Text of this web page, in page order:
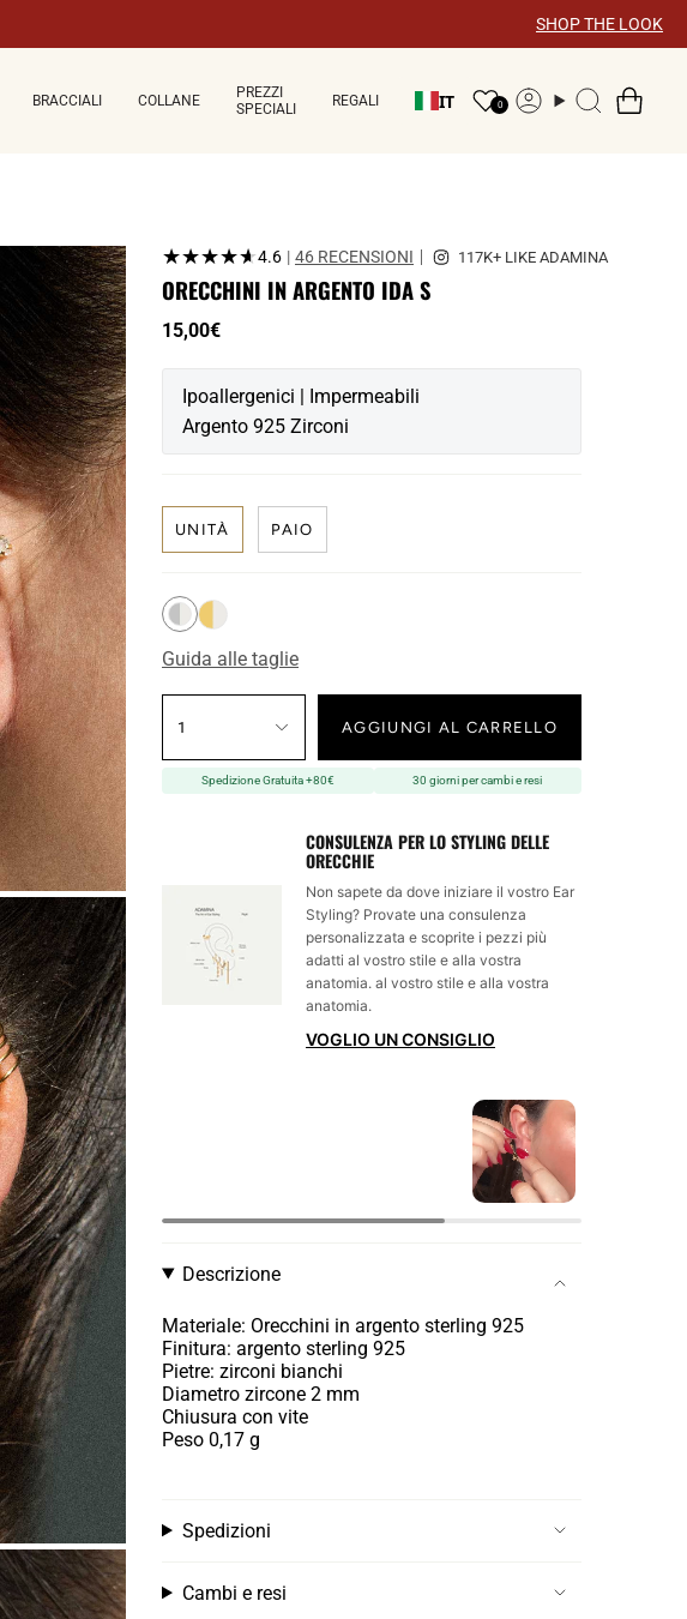
SHOP THE LOOK
BRACCIALI COLLANE
PREZZI
SPECIALI
REGALI IT 0 Account
Ricerca
×
★★★★★
★★★★★4.6 | 46 RECENSIONI
ORECCHINI IN ARGENTO IDA S
15,00€
Ipoallergenici | Impermeabili
Argento 925 Zirconi
UNITÀ PAIO
Guida alle taglie
1 AGGIUNGI AL CARRELLO
Spedizione Gratuita +80€ 30 giorni per cambi e resi
CONSULENZA PER LO STYLING DELLE
ORECCHIE
Non sapete da dove iniziare il vostro Ear
Styling? Provate una consulenza
personalizzata e scoprite i pezzi più
adatti al vostro stile e alla vostra
anatomia. al vostro stile e alla vostra
anatomia.
VOGLIO UN CONSIGLIO
Descrizione
Materiale: Orecchini in argento sterling 925
Finitura: argento sterling 925
Pietre: zirconi bianchi
Diametro zircone 2 mm
Chiusura con vite
Peso 0,17 g
Spedizioni
Cambi e resi